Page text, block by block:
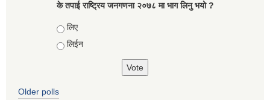
के तपाई राष्ट्रिय जनगणना २०७८ मा भाग लिनु भयो ?
Choices
लिए
लिईन
Older polls